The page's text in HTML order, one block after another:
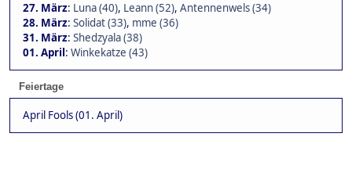
27. März: Luna (40), Leann (52), Antennenwels (34)
28. März: Solidat (33), mme (36)
31. März: Shedzyala (38)
01. April: Winkekatze (43)
Feiertage
April Fools (01. April)